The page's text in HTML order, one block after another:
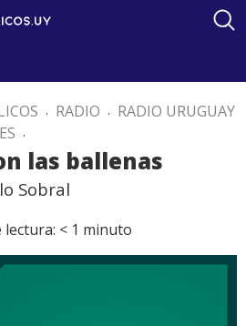
. RADIO . RADIO URUGUAY
.
las ballenas
Sobral
lectura: < 1 minuto